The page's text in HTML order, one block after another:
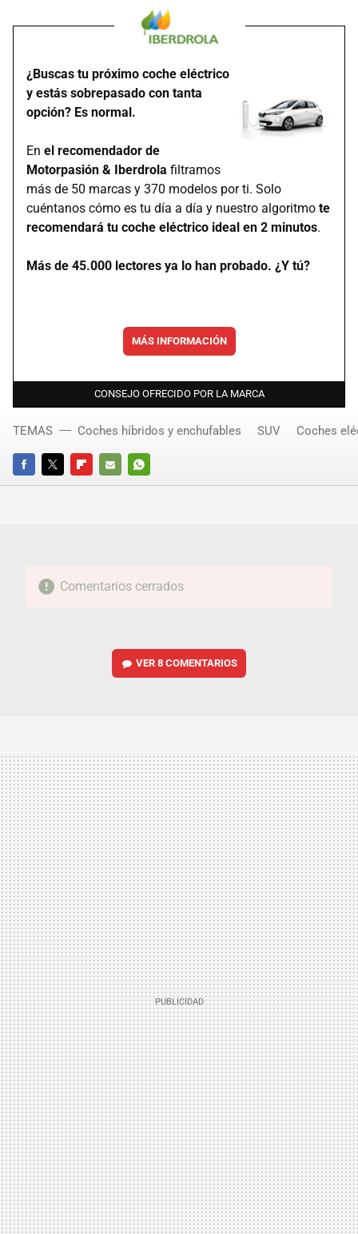
¿Buscas tu próximo coche eléctrico
y estás sobrepasado con tanta
opción? Es normal.
En el recomendador de
Motorpasión & Iberdrola filtramos
más de 50 marcas y 370 modelos por ti. Solo
cuéntanos cómo es tu día a día y nuestro algoritmo te
recomendará tu coche eléctrico ideal en 2 minutos.
Más de 45.000 lectores ya lo han probado. ¿Y tú?
MÁS INFORMACIÓN
CONSEJO OFRECIDO POR LA MARCA
FACEBOOKTWITTERFLIPBOARD
E-
WHATSAPP
TEMAS Coches híbridos y enchufables SUV Coches
Comentarios cerrados
VER8 COMENTARIOS